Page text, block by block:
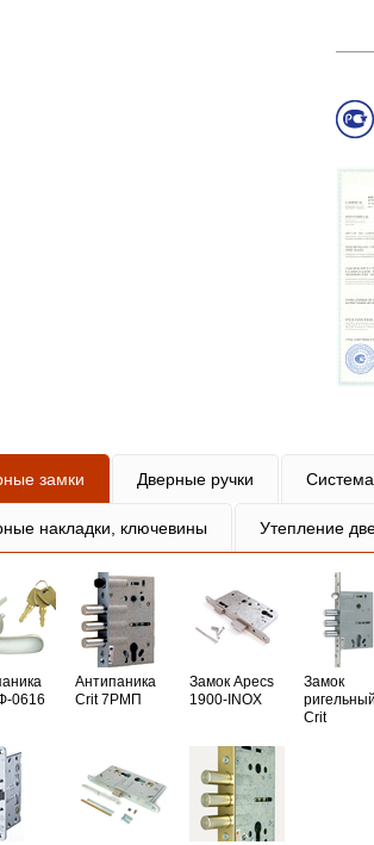
замки Дверные ручки
накладки, ключевины Утепление
0616
Антипаника
Crit 7РМП
Замок Apecs
1900-INOX
Замок
ригельный
Crit